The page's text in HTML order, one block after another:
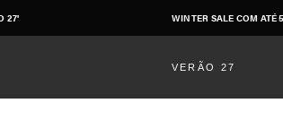
27' WINTER SALE COM ATÉ
VERÃO 27